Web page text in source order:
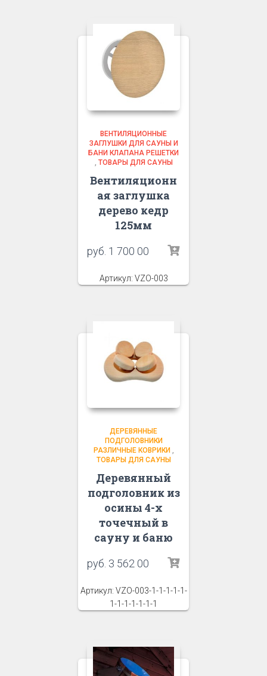
ВЕНТИЛЯЦИОННЫЕ
ЗАГЛУШКИ ДЛЯ САУНЫ И
БАНИ КЛАПАНА РЕШЕТКИ
, ТОВАРЫ ДЛЯ САУНЫ
Вентиляционн
ая заглушка
дерево кедр
125мм
руб. 1 700 00
Артикул: VZO-003
ДЕРЕВЯННЫЕ
ПОДГОЛОВНИКИ
РАЗЛИЧНЫЕ КОВРИКИ ,
ТОВАРЫ ДЛЯ САУНЫ
Деревянный
подголовник из
осины 4-х
точечный в
сауну и баню
руб. 3 562 00
Артикул: VZO-003-1-1-1-1-1-
1-1-1-1-1-1-1